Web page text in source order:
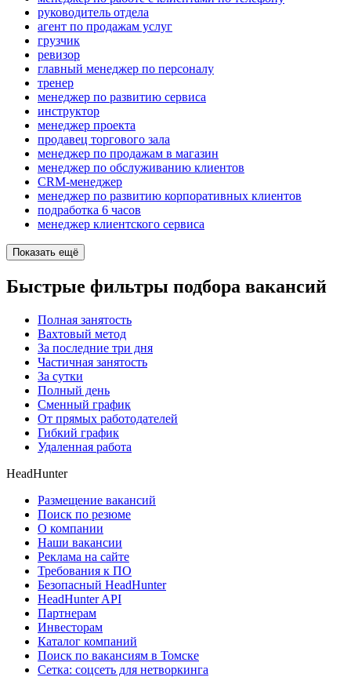
руководитель отдела
агент по продажам услуг
грузчик
ревизор
главный менеджер по персоналу
тренер
менеджер по развитию сервиса
инструктор
менеджер проекта
продавец торгового зала
менеджер по продажам в магазин
менеджер по обслуживанию клиентов
CRM-менеджер
менеджер по развитию корпоративных клиентов
подработка 6 часов
менеджер клиентского сервиса
Показать ещё
Быстрые фильтры подбора вакансий
Полная занятость
Вахтовый метод
За последние три дня
Частичная занятость
За сутки
Полный день
Сменный график
От прямых работодателей
Гибкий график
Удаленная работа
HeadHunter
Размещение вакансий
Поиск по резюме
О компании
Наши вакансии
Реклама на сайте
Требования к ПО
Безопасный HeadHunter
HeadHunter API
Партнерам
Инвесторам
Каталог компаний
Поиск по вакансиям в Томске
Сетка: соцсеть для нетворкинга